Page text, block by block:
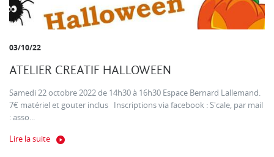
03/10/22
ATELIER CREATIF HALLOWEEN
Samedi 22 octobre 2022 de 14h30 à 16h30 Espace Bernard Lallemand.
7€ matériel et gouter inclus Inscriptions via facebook : S'cale, par mail
: asso...
Lire la suite